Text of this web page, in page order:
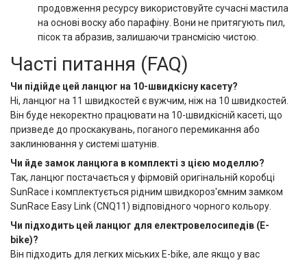
продовження ресурсу використовуйте сучасні мастила
на основі воску або парафіну. Вони не притягують пил,
пісок та абразив, залишаючи трансмісію чистою.
Часті питання (FAQ)
Чи підійде цей ланцюг на 10-швидкісну касету?
Ні, ланцюг на 11 швидкостей є вужчим, ніж на 10 швидкостей.
Він буде некоректно працювати на 10-швидкісній касеті, що
призведе до проскакувань, поганого перемикання або
заклинювання у системі шатунів.
Чи йде замок ланцюга в комплекті з цією моделлю?
Так, ланцюг постачається у фірмовій оригінальній коробці
SunRace і комплектується рідним швидкороз'ємним замком
SunRace Easy Link (CNQ11) відповідного чорного кольору.
Чи підходить цей ланцюг для електровелосипедів (E-
bike)?
Він підходить для легких міських E-bike, але якщо у вас